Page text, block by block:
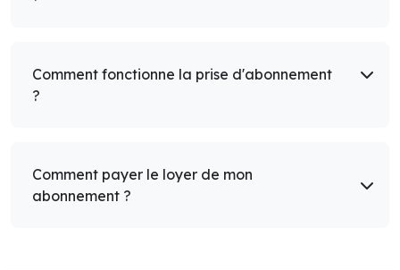
Comment fonctionne la prise d'abonnement
?
Comment payer le loyer de mon
abonnement ?